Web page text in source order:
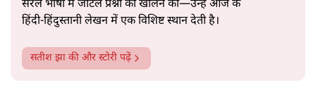
सत्य हिन्दी ऐपडाउनलोडकरें